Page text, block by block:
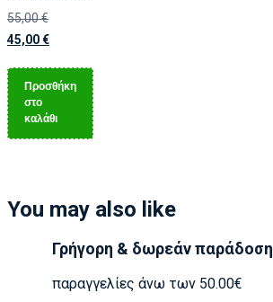
55,00€
45,00€
Προσθήκη
στο
καλάθι
You may also like
Γρήγορη & δωρεάν παράδοση
παραγγελίες άνω των 50.00€